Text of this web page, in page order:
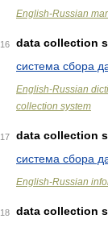
English-Russian
16
data collection
система сбора
English-Russian
collection system
17
data collection
система сбора
English-Russian
18
data collection